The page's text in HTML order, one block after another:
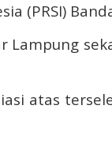
(PRSI)
Lampung
atas